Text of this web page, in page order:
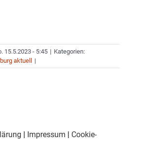
15.5.2023 - 5:45 | Kategorien:
aktuell |
| Impressum | Cookie-